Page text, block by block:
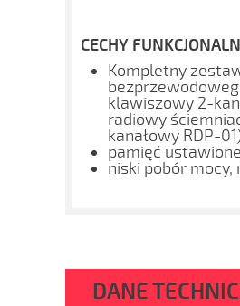
CECHY
Kompletny
klawiszowy 2-
radiowy
kanałowy RDP-
pamięć
niski pobór mocy,
DANE